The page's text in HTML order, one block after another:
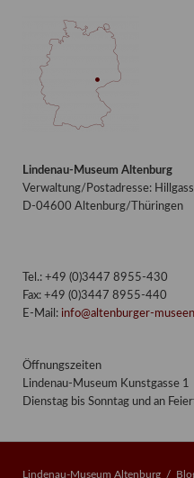
Lindenau-Museum Altenburg
Verwaltung/Postadresse:
D-04600 Altenburg/Thüringen
Tel.: +49 (0)3447 8955-430
Fax: +49 (0)3447 8955-440
E-Mail: info@altenburger-
Öffnungszeiten
Lindenau-Museum Kunstgasse 1
Dienstag bis Sonntag und an
Lindenau-Museum Altenburg